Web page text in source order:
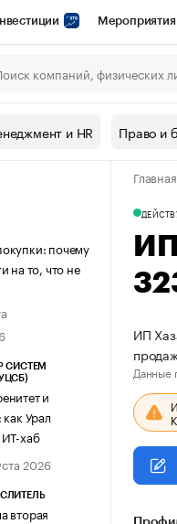
Мероприятия
Конференции СПб
Рынок
и HR Право и
почему
на то, что не
СИСТЕМ
и
как Урал
хаб
2026
вторая
Главная
ИП
Данные